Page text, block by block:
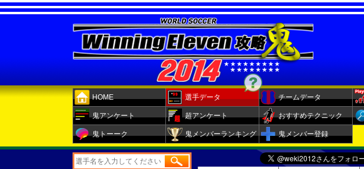
HOME 選手データ チームデータ
鬼アンケート 超アンケート おすすめテクニック
鬼トーーク 鬼メンバーランキング 鬼メンバー登録